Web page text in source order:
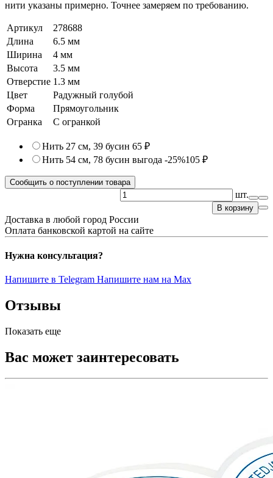
нити указаны примерно. Точнее замеряем по требованию.
Артикул
278688
Длина
6.5 мм
Ширина
4 мм
Высота
3.5 мм
Отверстие 1.3 мм
Цвет
Радужный голубой
Форма
Прямоугольник
Огранка
С огранкой
Нить 27 см, 39 бусин 65 ₽
Нить 54 см, 78 бусин выгода -25%105 ₽
Сообщить о поступлении товара
шт.
В корзину
Доставка в любой город России
Оплата банковской картой на сайте
Нужна консультация?
Напишите в Telegram Напишите нам на Max
Отзывы
Показать еще
Вас может заинтересовать